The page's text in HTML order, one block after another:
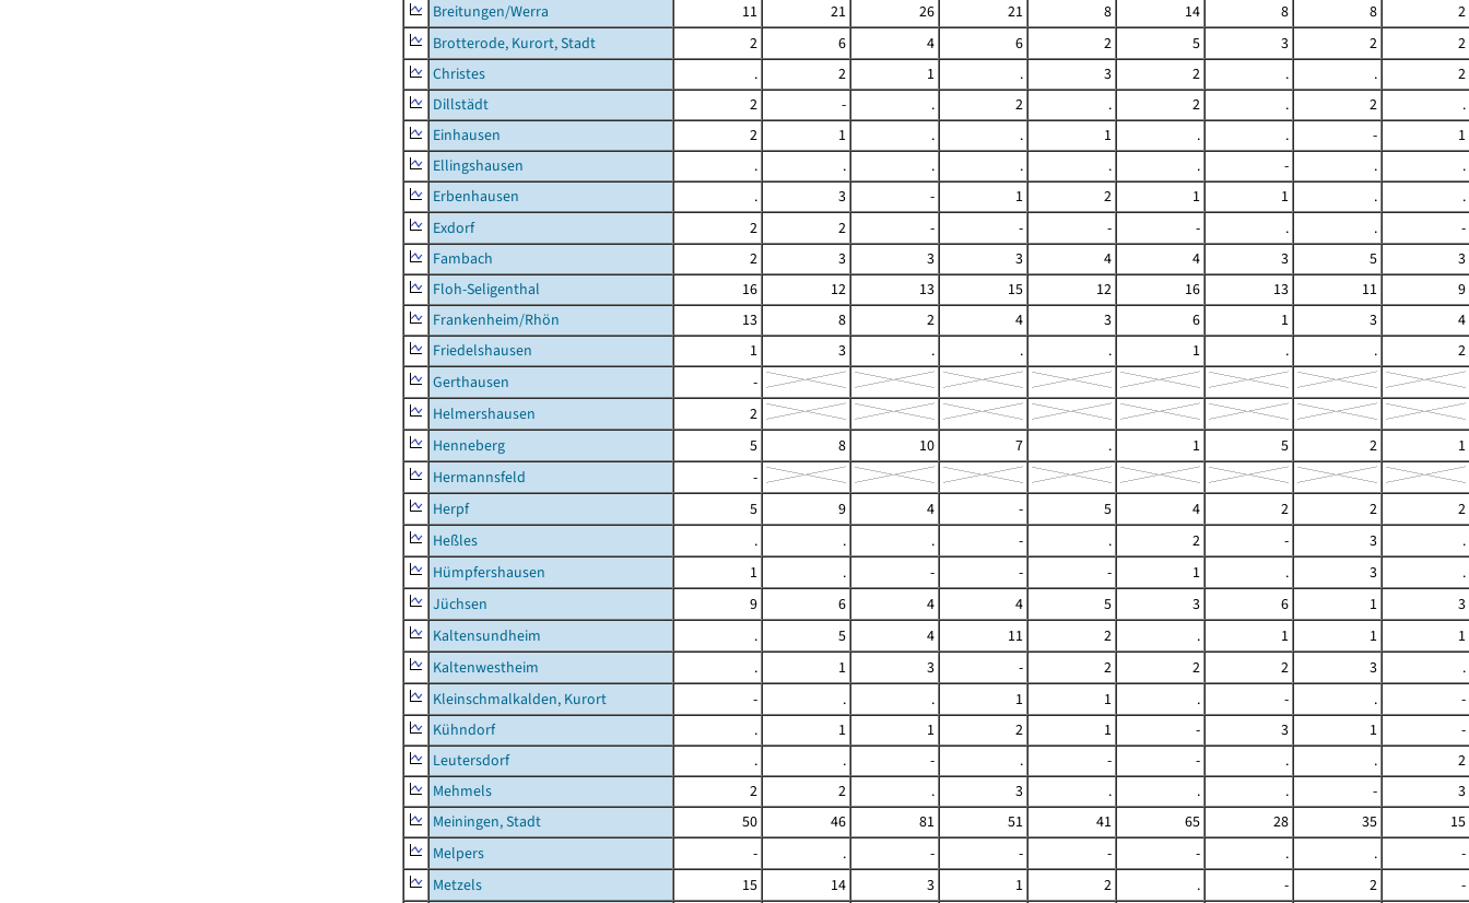
Breitungen/Werra
11 21 26 21 8 14 8 8
2
Brotterode, Kurort, Stadt
2 6 4 6 2 5 3 2
2
Christes
. 2 1 . 3 2 . .
2
Dillstädt
2 - . 2 . 2 . 2
.
Einhausen
2 1 . . 1 . . -
1
Ellingshausen
. . . . . . - .
.
Erbenhausen
. 3 - 1 2 1 1 .
.
Exdorf
2 2 - - - - . .
-
Fambach
2 3 3 3 4 4 3 5
3
Floh-Seligenthal
16 12 13 15 12 16 13 11
9
Frankenheim/Rhön
13 8 2 4 3 6 1 3
4
Friedelshausen
1 3 . . . 1 . .
2
Gerthausen
-
Helmershausen
2
Henneberg
5 8 10 7 . 1 5 2
1
Hermannsfeld
-
Herpf
5 9 4 - 5 4 2 2
2
Heßles
. . . - . 2 - 3
.
Hümpfershausen
1 . - - - 1 . 3
.
Jüchsen
9 6 4 4 5 3 6 1
3
Kaltensundheim
. 5 4 11 2 . 1 1
1
Kaltenwestheim
. 1 3 - 2 2 2 3
.
Kleinschmalkalden, Kurort
- . . 1 1 . - .
-
Kühndorf
. 1 1 2 1 - 3 1
-
Leutersdorf
. . - . - - . .
2
Mehmels
2 2 . 3 . . . -
3
Meiningen, Stadt
50 46 81 51 41 65 28 35
15
Melpers
- . - - - - . .
-
Metzels
15 14 3 1 2 . - 2
-